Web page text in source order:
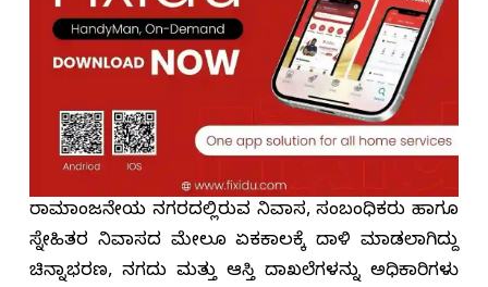
ರಾಮಾಂಜನೇಯ ನಗರದಲ್ಲಿರುವ ನಿವಾಸ, ಸಂಬಂಧಿಕರು ಹಾಗೂ
ಸ್ನೇಹಿತರ ನಿವಾಸದ ಮೇಲೂ ಏಕಕಾಲಕ್ಕೆ ದಾಳಿ ಮಾಡಲಾಗಿದ್ದು
ಚಿನ್ನಾಭರಣ, ನಗದು ಮತ್ತು ಆಸ್ತಿ ದಾಖಲೆಗಳನ್ನು ಅಧಿಕಾರಿಗಳು